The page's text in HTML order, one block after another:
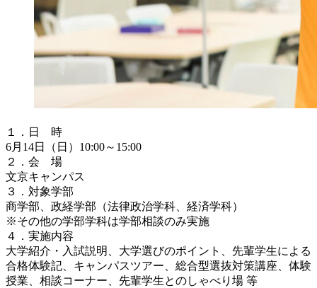
１．日 時
6月14日（日）10:00～15:00
２．会 場
文京キャンパス
３．対象学部
商学部、政経学部（法律政治学科、経済学科）
※その他の学部学科は学部相談のみ実施
４．実施内容
大学紹介・入試説明、大学選びのポイント、先輩学生による
合格体験記、キャンパスツアー、総合型選抜対策講座、体験
授業、相談コーナー、先輩学生とのしゃべり場 等